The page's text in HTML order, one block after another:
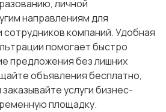
личной
направлениям для
компаний. Удобная
помогает быстро
предложения без лишних
объявления бесплатно,
услуги бизнес-
площадку.